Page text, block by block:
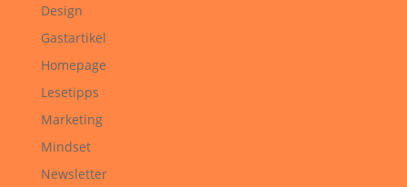
Design
Gastartikel
Homepage
Lesetipps
Marketing
Mindset
Newsletter